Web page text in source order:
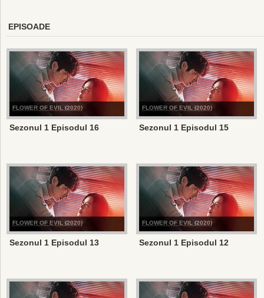
EPISOADE
FLOWER OF EVIL (2020)
Sezonul 1 Episodul 16
FLOWER OF EVIL (2020)
Sezonul 1 Episodul 15
FLOWER OF EVIL (2020)
Sezonul 1 Episodul 13
FLOWER OF EVIL (2020)
Sezonul 1 Episodul 12